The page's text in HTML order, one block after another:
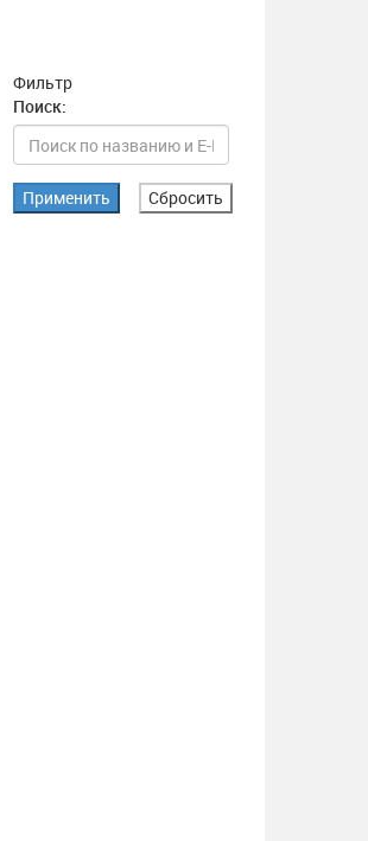
Фильтр
Поиск:
Применить Сбросить